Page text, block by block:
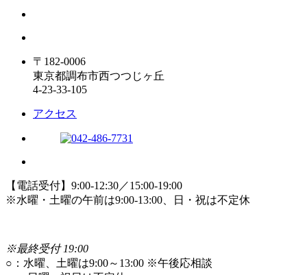
〒182-0006
東京都調布市西つつじヶ丘
4-23-33-105
アクセス
【電話受付】9:00-12:30／15:00-19:00
※水曜・土曜の午前は9:00-13:00、日・祝は不定休
※最終受付 19:00
○ ：水曜、土曜は9:00～13:00 ※午後応相談